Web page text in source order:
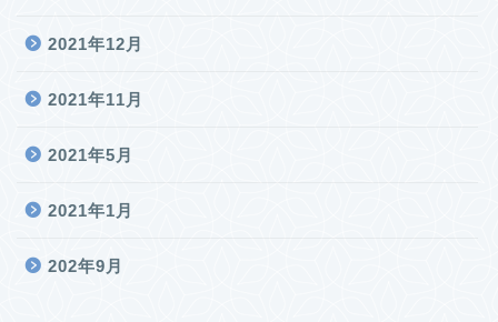
2021年12月
2021年11月
2021年5月
2021年1月
202年9月